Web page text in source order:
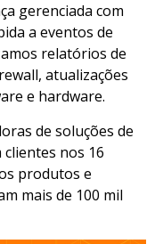
gerenciada com
a eventos de
relatórios de
atualizações
e hardware.
de soluções de
nos 16
produtos e
mais de 100 mil